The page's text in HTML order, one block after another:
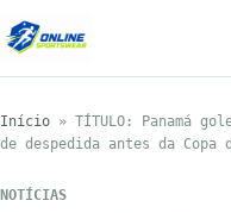
Início » TÍTULO: Panamá
de despedida antes da Copa
NOTÍCIAS